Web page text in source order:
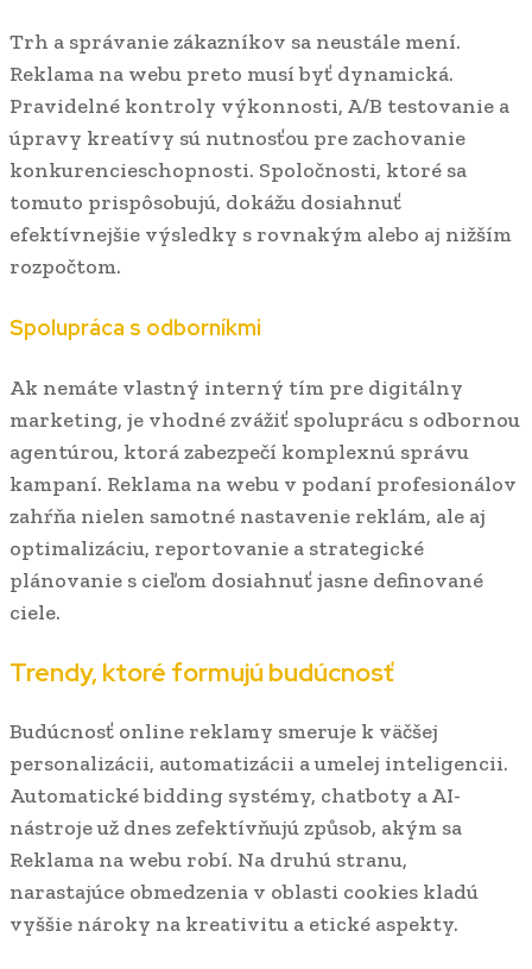
Trh a správanie zákazníkov sa neustále mení.
Reklama na webu preto musí byť dynamická.
Pravidelné kontroly výkonnosti, A/B testovanie a
úpravy kreatívy sú nutnosťou pre zachovanie
konkurencieschopnosti. Spoločnosti, ktoré sa
tomuto prispôsobujú, dokážu dosiahnuť
efektívnejšie výsledky s rovnakým alebo aj nižším
rozpočtom.
Spolupráca s odborníkmi
Ak nemáte vlastný interný tím pre digitálny
marketing, je vhodné zvážiť spoluprácu s odbornou
agentúrou, ktorá zabezpečí komplexnú správu
kampaní. Reklama na webu v podaní profesionálov
zahŕňa nielen samotné nastavenie reklám, ale aj
optimalizáciu, reportovanie a strategické
plánovanie s cieľom dosiahnuť jasne definované
ciele.
Trendy, ktoré formujú budúcnosť
Budúcnosť online reklamy smeruje k väčšej
personalizácii, automatizácii a umelej inteligencii.
Automatické bidding systémy, chatboty a AI-
nástroje už dnes zefektívňujú způsob, akým sa
Reklama na webu robí. Na druhú stranu,
narastajúce obmedzenia v oblasti cookies kladú
vyššie nároky na kreativitu a etické aspekty.